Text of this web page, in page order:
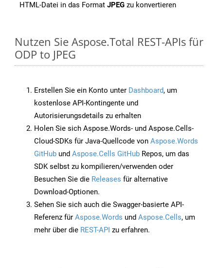
HTML-Datei in das Format JPEG zu konvertieren
Nutzen Sie Aspose.Total REST-APIs für
ODP to JPEG
Erstellen Sie ein Konto unter Dashboard, um
kostenlose API-Kontingente und
Autorisierungsdetails zu erhalten
Holen Sie sich Aspose.Words- und Aspose.Cells-
Cloud-SDKs für Java-Quellcode von Aspose.Words
GitHub und Aspose.Cells GitHub Repos, um das
SDK selbst zu kompilieren/verwenden oder
Besuchen Sie die Releases für alternative
Download-Optionen.
Sehen Sie sich auch die Swagger-basierte API-
Referenz für Aspose.Words und Aspose.Cells, um
mehr über die REST-API zu erfahren.